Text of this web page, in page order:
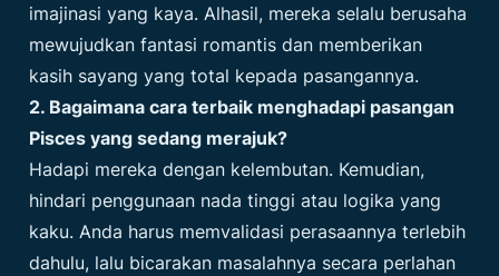
imajinasi yang kaya. Alhasil, mereka selalu berusaha
mewujudkan fantasi romantis dan memberikan
kasih sayang yang total kepada pasangannya.
2. Bagaimana cara terbaik menghadapi pasangan
Pisces yang sedang merajuk?
Hadapi mereka dengan kelembutan. Kemudian,
hindari penggunaan nada tinggi atau logika yang
kaku. Anda harus memvalidasi perasaannya terlebih
dahulu, lalu bicarakan masalahnya secara perlahan